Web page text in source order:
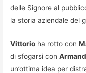
delle Signore al
la storia aziendale del
Vittorio ha rotto con
di sfogarsi con
un’ottima idea per